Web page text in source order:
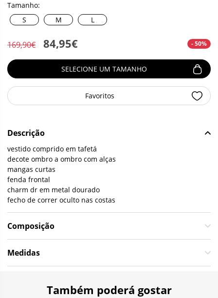
Tamanho:
S
M L
169,90€ 84,95€ - 50%
SELECIONE UM TAMANHO
Favoritos
Descrição
vestido comprido em tafetá
decote ombro a ombro com alças
mangas curtas
fenda frontal
charm dr em metal dourado
fecho de correr oculto nas costas
Composição
Medidas
Também poderá gostar